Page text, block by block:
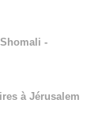
-
à Jérusalem